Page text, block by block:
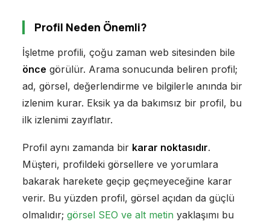
Profil Neden Önemli?
İşletme profili, çoğu zaman web sitesinden bile
önce görülür. Arama sonucunda beliren profil;
ad, görsel, değerlendirme ve bilgilerle anında bir
izlenim kurar. Eksik ya da bakımsız bir profil, bu
ilk izlenimi zayıflatır.
Profil aynı zamanda bir karar noktasıdır.
Müşteri, profildeki görsellere ve yorumlara
bakarak harekete geçip geçmeyeceğine karar
verir. Bu yüzden profil, görsel açıdan da güçlü
olmalıdır; görsel SEO ve alt metin yaklaşımı bu